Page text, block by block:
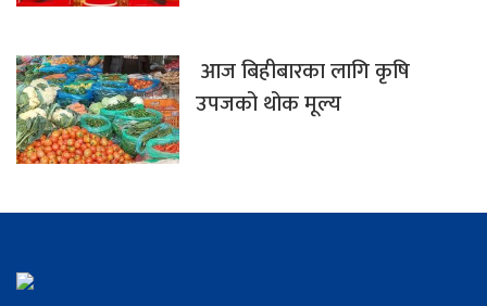
आज बिहीबारका लागि कृषि
उपजको थोक मूल्य